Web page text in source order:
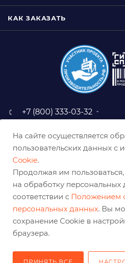
КАК ЗАКАЗАТЬ
+7 (800) 333-03-32
baz@belabraziv.ru
308009, Россия, г. Белгород,
На сайте осуществляется
пользовательских данных с
Cookie.
Продолжая им
на обработку персональных
соответствии с Положением
персональных данных. Вы
сохранение Cookie в
браузера.